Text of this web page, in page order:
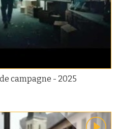
campagne - 2025